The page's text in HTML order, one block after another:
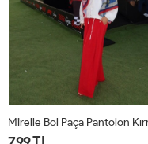
Mirelle Bol Paça Pantolon